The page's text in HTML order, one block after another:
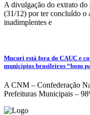
A divulgação do extrato
(31/12) por ter concluído o
inadimplentes e
Mucuri está fora do CAUC e
municípios brasileiros “bons
A CNM – Confederação
Prefeituras Municipais –